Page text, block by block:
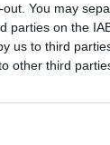
You may
on the
us to third
other third
folkloras
un “Dindaru,